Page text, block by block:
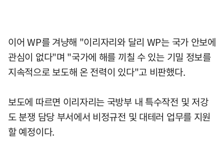
이어 WP를 겨냥해 "이리자리와 달리 WP는 국가 안보에
관심이 없다"며 "국가에 해를 끼칠 수 있는 기밀 정보를
지속적으로 보도해 온 전력이 있다"고 비판했다.
보도에 따르면 이리자리는 국방부 내 특수작전 및 저강
도 분쟁 담당 부서에서 비정규전 및 대테러 업무를 지원
할 예정이다.